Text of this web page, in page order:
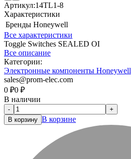
Артикул:14TL1-8
Характеристики
Бренды Honeywell
Все характеристики
Toggle Switches SEALED OI
Все описание
Категории:
Электронные компоненты Honeywell
sales@prom-elec.com
0 ₽0 ₽
В наличии
-
+
В корзину В корзине